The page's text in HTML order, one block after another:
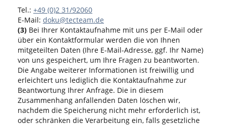
Tel.: +49 (0)2 31/92060
E-Mail: doku@tecteam.de
(3) Bei Ihrer Kontaktaufnahme mit uns per E-Mail oder
über ein Kontaktformular werden die von Ihnen
mitgeteilten Daten (Ihre E-Mail-Adresse, ggf. Ihr Name)
von uns gespeichert, um Ihre Fragen zu beantworten.
Die Angabe weiterer Informationen ist freiwillig und
erleichtert uns lediglich die Kontaktaufnahme zur
Beantwortung Ihrer Anfrage. Die in diesem
Zusammenhang anfallenden Daten löschen wir,
nachdem die Speicherung nicht mehr erforderlich ist,
oder schränken die Verarbeitung ein, falls gesetzliche